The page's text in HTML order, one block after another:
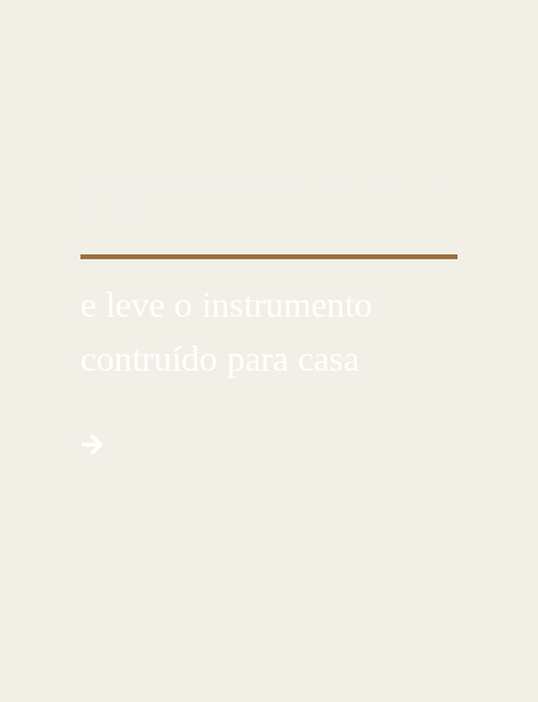
e leve o instrumento
contruído para casa